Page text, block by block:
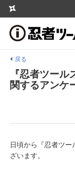
戻る
『忍者ツー
関するアンケ
日頃から『忍者ツ
ざいます。